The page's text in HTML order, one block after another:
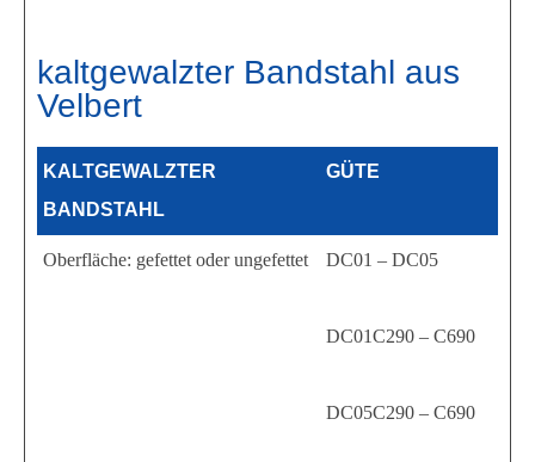
kaltgewalzter Bandstahl aus
Velbert
KALTGEWALZTER
BANDSTAHL
GÜTE
Oberfläche: gefettet oder ungefettet DC01 – DC05
DC01C290 – C690
DC05C290 – C690